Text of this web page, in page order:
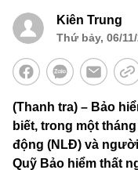
Kiên Trung
Thứ bảy, 06/
(Thanh tra) – Bảo
biết, trong một
động (NLĐ) và
Quỹ Bảo hiểm thất